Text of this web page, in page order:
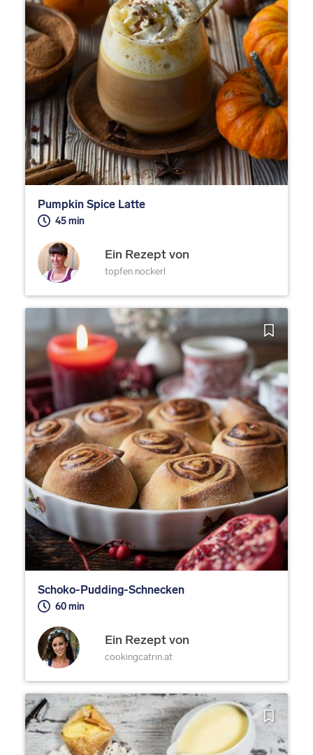
Pumpkin Spice Latte
45 min
Ein Rezept von
topfen.nockerl
Schoko-Pudding-Schnecken
60 min
Ein Rezept von
cookingcatrin.at